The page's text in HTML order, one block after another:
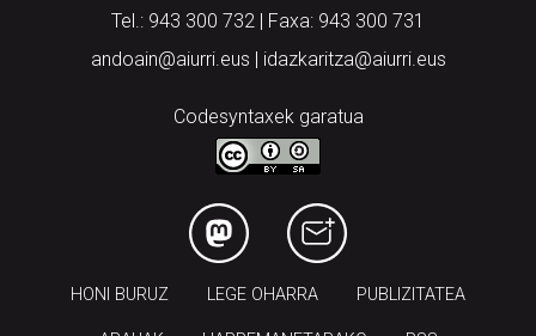
Tel.: 943 300 732 | Faxa: 943 300 731
andoain@aiurri.eus | idazkaritza@aiurri.eus
Codesyntaxek garatua
HONI BURUZ LEGE OHARRA PUBLIZITATEA